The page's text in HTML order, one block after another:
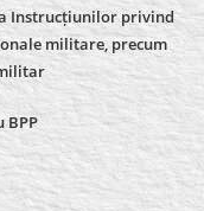
Instrucțiunilor privind
militare, precum
BPP